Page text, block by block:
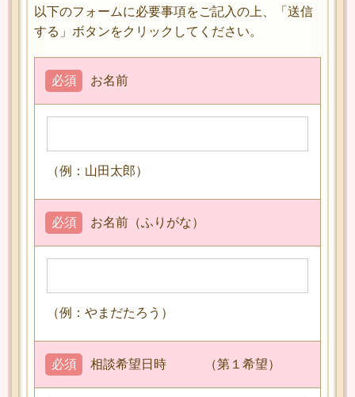
以下のフォームに必要事項をご記入の上、「送信
する」ボタンをクリックしてください。
お名前
必須
（例：山田太郎）
お名前（ふりがな）
必須
（例：やまだたろう）
相談希望日時 （第１希望）
必須